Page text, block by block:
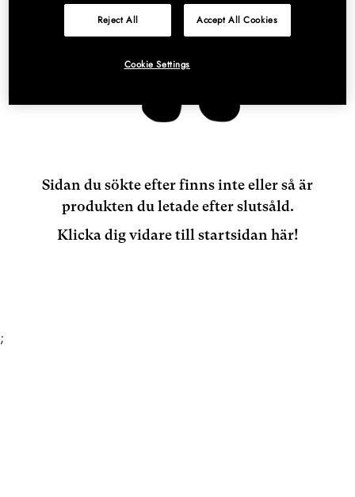
Sidan du sökte efter finns inte eller så är
produkten du letade efter slutsåld.
Klicka dig vidare till startsidan här!
;
Reject All Accept All Cookies
Cookie Settings